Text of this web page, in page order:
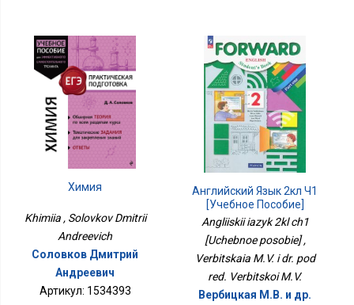
Химия
Khimiia , Solovkov Dmitrii
Andreevich
Соловков Дмитрий
Андреевич
Артикул: 1534393
Английский Язык 2кл Ч1
[Учебное Пособие]
Angliiskii iazyk 2kl ch1
[Uchebnoe posobie] ,
Verbitskaia M.V. i dr. pod
red. Verbitskoi M.V.
Вербицкая М.В. и др.